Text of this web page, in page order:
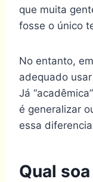
que muita
fosse o único
No entanto,
adequado
Já
é generalizar
essa
Qual